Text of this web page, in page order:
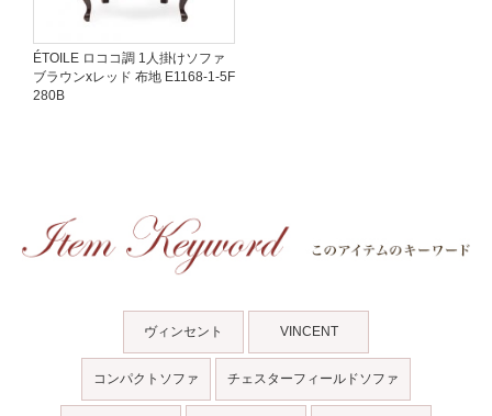
ÉTOILE ロココ調 1人掛けソファ
ブラウンxレッド 布地 E1168-1-5F
280B
ヴィンセント VINCENT
コンパクトソファ チェスターフィールドソファ